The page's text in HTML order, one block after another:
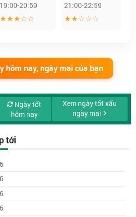
19:00-20:59
★★★☆☆
21:00-22:59
★★☆☆☆
hôm nay, ngày mai của bạn
Ngày tốt
hôm nay
Xem ngày tốt xấu
ngày mai
tới